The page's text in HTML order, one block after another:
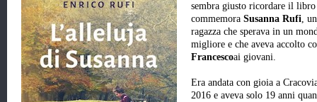
sembra giusto ricordare il libro
commemora Susanna Rufi,
ragazza che sperava in un
migliore e che aveva accolto
Francescoai giovani.
Era andata con gioia a
2016 e aveva solo 19 anni